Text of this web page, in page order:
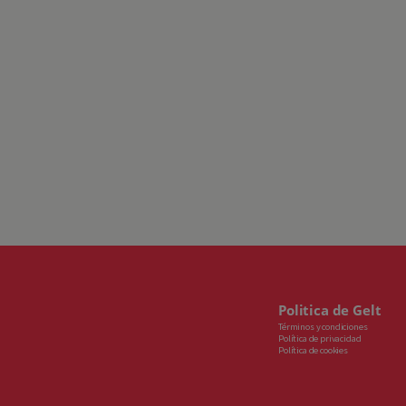
Politica de Gelt
Términos y condiciones
Política de privacidad
Política de cookies